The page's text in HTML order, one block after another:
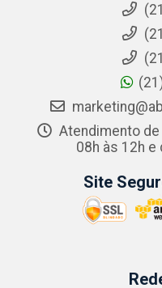
Atendimento
08h às 12h e
Site